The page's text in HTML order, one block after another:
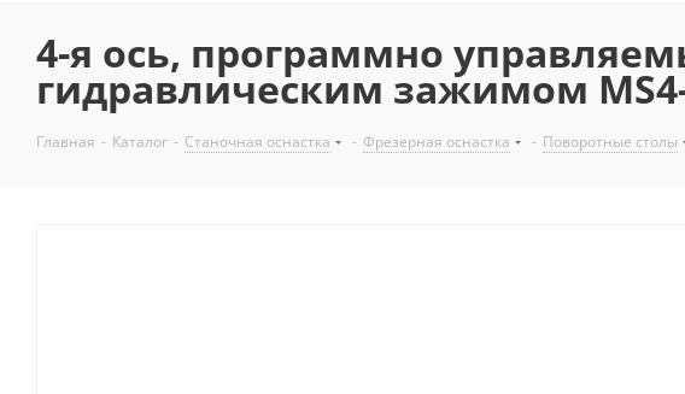
4-я ось, программно
гидравлическим зажимом
Главная - Каталог - Станочная оснастка - Фрезерная оснастка - Поворотные столы